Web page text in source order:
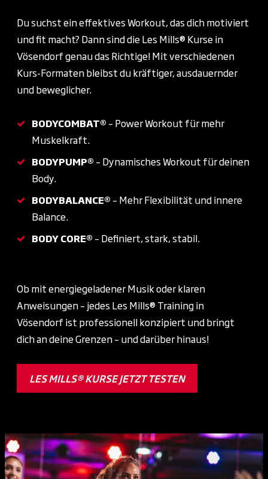
Du suchst ein effektives Workout, das dich motiviert
und fit macht? Dann sind die Les Mills® Kurse in
Vösendorf genau das Richtige! Mit verschiedenen
Kurs-Formaten bleibst du kräftiger, ausdauernder
und beweglicher.
BODYCOMBAT® – Power Workout für mehr
Muskelkraft.
BODYPUMP® – Dynamisches Workout für deinen
Body.
BODYBALANCE® – Mehr Flexibilität und innere
Balance.
BODY CORE® – Definiert, stark, stabil.
Ob mit energiegeladener Musik oder klaren
Anweisungen – jedes Les Mills® Training in
Vösendorf ist professionell konzipiert und bringt
dich an deine Grenzen – und darüber hinaus!
LES MILLS® KURSE JETZT TESTEN